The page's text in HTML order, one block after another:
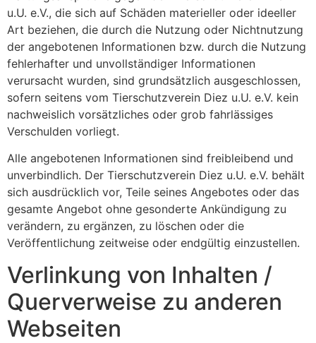
u.U. e.V., die sich auf Schäden materieller oder ideeller
Art beziehen, die durch die Nutzung oder Nichtnutzung
der angebotenen Informationen bzw. durch die Nutzung
fehlerhafter und unvollständiger Informationen
verursacht wurden, sind grundsätzlich ausgeschlossen,
sofern seitens vom Tierschutzverein Diez u.U. e.V. kein
nachweislich vorsätzliches oder grob fahrlässiges
Verschulden vorliegt.
Alle angebotenen Informationen sind freibleibend und
unverbindlich. Der Tierschutzverein Diez u.U. e.V. behält
sich ausdrücklich vor, Teile seines Angebotes oder das
gesamte Angebot ohne gesonderte Ankündigung zu
verändern, zu ergänzen, zu löschen oder die
Veröffentlichung zeitweise oder endgültig einzustellen.
Verlinkung von Inhalten /
Querverweise zu anderen
Webseiten